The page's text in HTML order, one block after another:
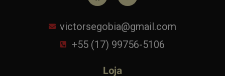
victorsegobia@gmail.com
+55 (17) 99756-5106
Loja